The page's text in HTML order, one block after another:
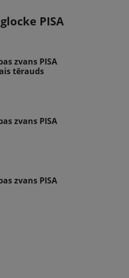
PISA
zvans PISA
tērauds
zvans PISA
zvans PISA